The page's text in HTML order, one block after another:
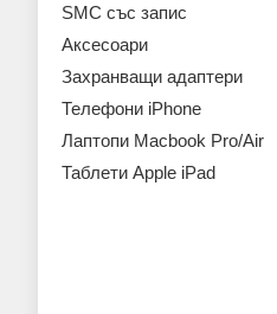
SMC със запис
Аксесoари
Захранващи адаптери
Телефони iPhone
Лаптопи Macbook Pro/Air
Таблети Apple iPad